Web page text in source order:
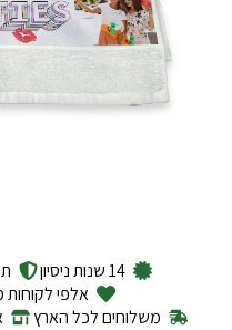
14 שנות ניסיון
אלפי לקוחות
משלוחים לכל הארץ